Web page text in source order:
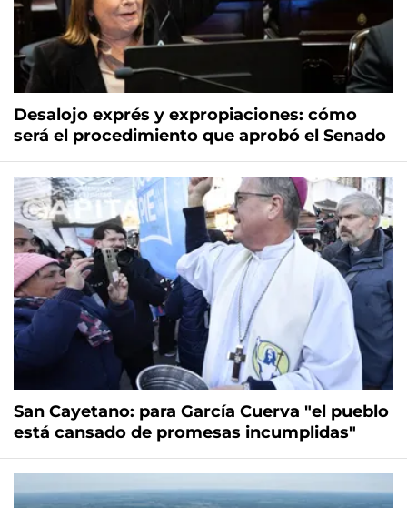
Desalojo exprés y expropiaciones: cómo
será el procedimiento que aprobó el Senado
San Cayetano: para García Cuerva "el pueblo
está cansado de promesas incumplidas"